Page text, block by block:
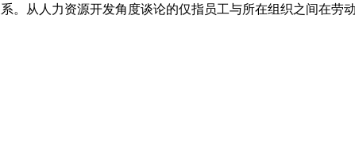
从人力资源开发角度谈论的仅指员工与所在组织之间在劳